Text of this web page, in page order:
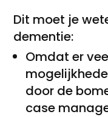
Dit moet je
dementie:
Omdat er
door de
case